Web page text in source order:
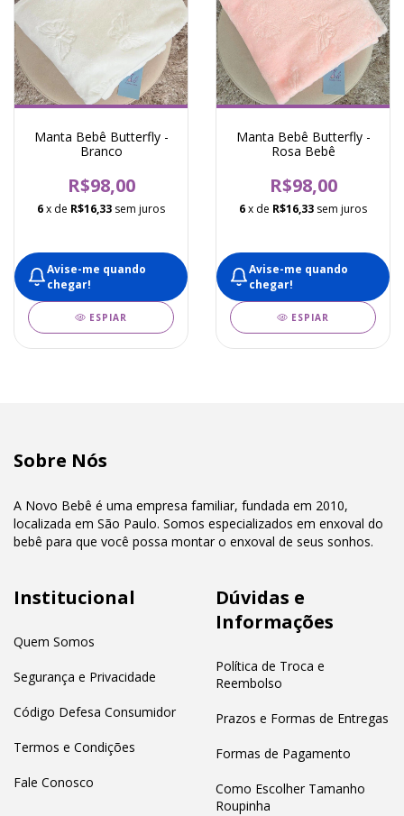
Manta Bebê Butterfly -
Branco
R$98,00
6x de R$16,33 sem juros
Avise-me quando
chegar!
ESPIAR
Manta Bebê Butterfly -
Rosa Bebê
R$98,00
6x de R$16,33 sem juros
Avise-me quando
chegar!
ESPIAR
Sobre Nós
A Novo Bebê é uma empresa familiar, fundada em 2010,
localizada em São Paulo. Somos especializados em enxoval do
bebê para que você possa montar o enxoval de seus sonhos.
Institucional
Quem Somos
Segurança e Privacidade
Código Defesa Consumidor
Termos e Condições
Fale Conosco
Dúvidas e
Informações
Política de Troca e
Reembolso
Prazos e Formas de Entregas
Formas de Pagamento
Como Escolher Tamanho
Roupinha